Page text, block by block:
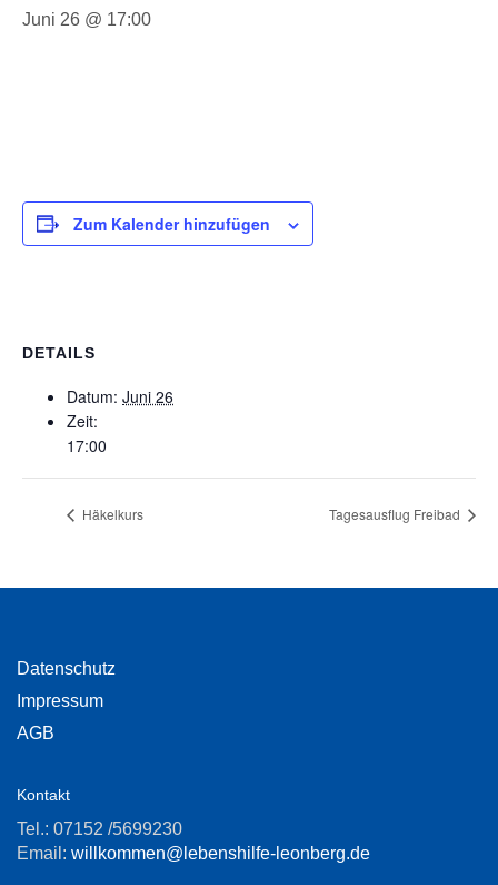
Juni 26 @ 17:00
Zum Kalender hinzufügen
DETAILS
Datum: Juni 26
Zeit:
17:00
Häkelkurs Tagesausflug Freibad
Datenschutz
Impressum
AGB
Kontakt
Tel.: 07152 /5699230
Email: willkommen@lebenshilfe-leonberg.de